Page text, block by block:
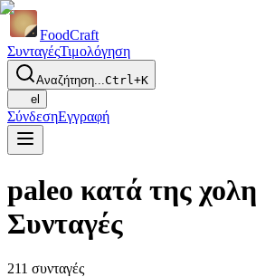
FoodCraft
ΣυνταγέςΤιμολόγηση
Αναζήτηση...Ctrl+K
el
ΣύνδεσηΕγγραφή
paleo κατά της
Συνταγές
211 συνταγές